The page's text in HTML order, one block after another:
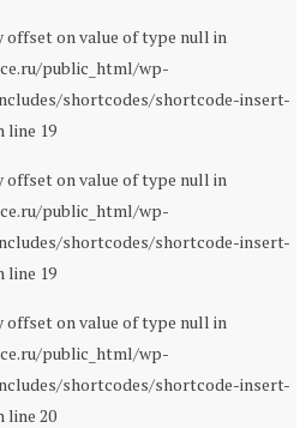
offset on value of type null in
public_html/wp-
shortcodes/shortcode-insert-
line 19
offset on value of type null in
public_html/wp-
shortcodes/shortcode-insert-
line 19
offset on value of type null in
public_html/wp-
shortcodes/shortcode-insert-
line 20